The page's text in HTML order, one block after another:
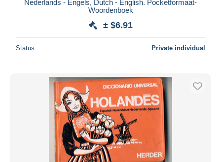
Nederlands - Engels, Dutch - English. Pocketformaat-
Woordenboek
± $6.91
Status Private individual